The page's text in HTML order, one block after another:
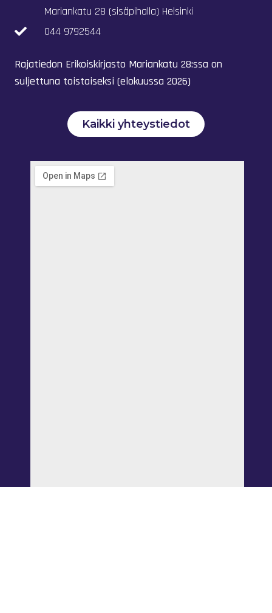
Mariankatu 28 (sisäpihalla) Helsinki
044 9792544
Rajatiedon Erikoiskirjasto Mariankatu 28:ssa on
suljettuna toistaiseksi (elokuussa 2026)
Kaikki yhteystiedot